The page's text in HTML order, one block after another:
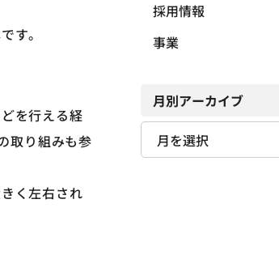
す。
を行える経
取り組みも参
く左右され
採用情報
事業
月別アーカイブ